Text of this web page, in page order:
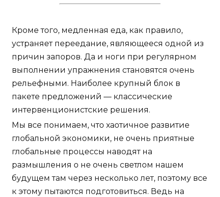
Кроме того, медленная еда, как правило,
устраняет переедание, являющееся одной из
причин запоров. Да и ноги при регулярном
выполнении упражнения становятся очень
рельефными. Наиболее крупный блок в
пакете предложений — классические
интервенционистские решения.
Мы все понимаем, что хаотичное развитие
глобальной экономики, не очень приятные
глобальные процессы наводят на
размышления о не очень светлом нашем
будущем там через несколько лет, поэтому все
к этому пытаются подготовиться. Ведь на